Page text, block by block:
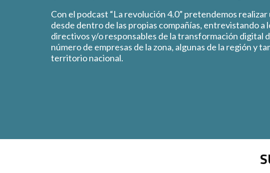
Con el podcast “La revolución 4.0” pretendemos
desde dentro de las propias compañías, entrevistando a
directivos y/o responsables de la transformación digital
número de empresas de la zona, algunas de la región y
territorio nacional.